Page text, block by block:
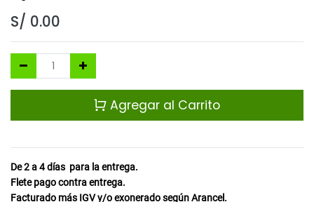
S/ 0.00
Agregar al Carrito
De 2 a 4días para la entrega.
Flete pago contra entrega.
Facturado más IGV y/o exonerado según Arancel.